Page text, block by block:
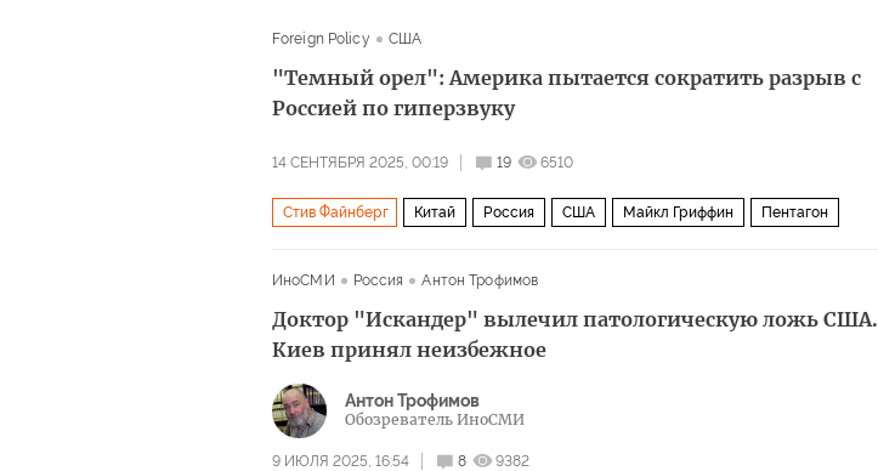
Foreign Policy США
"Темный орел": Америка пытается сократить разрыв с
Россией по гиперзвуку
14 СЕНТЯБРЯ 2025, 00:19 19 6510
Стив Файнберг Китай Россия США Майкл Гриффин Пентагон
ИноСМИ
Россия Антон Трофимов
Доктор "Искандер" вылечил патологическую ложь США.
Киев принял неизбежное
Антон Трофимов
Обозреватель ИноСМИ
9 ИЮЛЯ 2025, 16:54 8 9382